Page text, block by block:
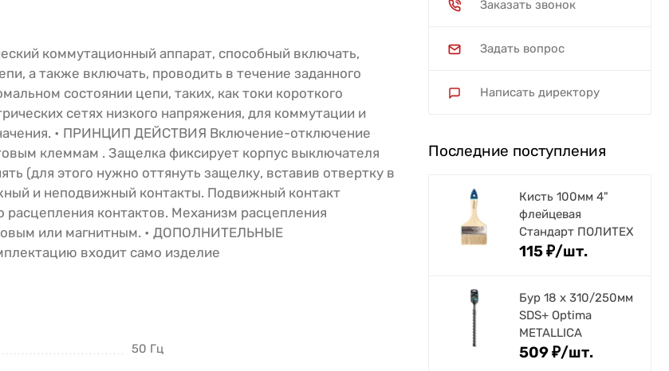
коммутационный аппарат, способный включать,
а также включать, проводить в течение заданного
состоянии цепи, таких, как токи короткого
сетях низкого напряжения, для коммутации и
• ПРИНЦИП ДЕЙСТВИЯ Включение-отключение
клеммам . Защелка фиксирует корпус выключателя
(для этого нужно оттянуть защелку, вставив отвертку в
и неподвижный контакты. Подвижный контакт
контактов. Механизм расцепления
или магнитным. • ДОПОЛНИТЕЛЬНЫЕ
входит само изделие
50 Гц
Заказать звонок
Задать вопрос
Написать директору
Последние поступления
Кисть 100мм 4"
флейцевая
Стандарт ПОЛИТЕХ
115₽/шт.
Бур 18 х 310/250мм
SDS+ Optima
METALLICA
509₽/шт.